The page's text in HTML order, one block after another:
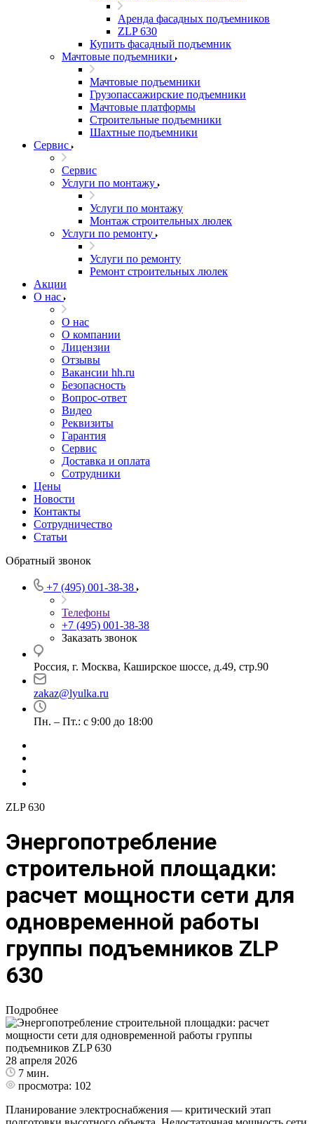
Аренда фасадных подъемников
ZLP 630
Купить фасадный подъемник
Мачтовые подъемники
Мачтовые подъемники
Грузопассажирские подъемники
Мачтовые платформы
Строительные подъемники
Шахтные подъемники
Сервис
Сервис
Услуги по монтажу
Услуги по монтажу
Монтаж строительных люлек
Услуги по ремонту
Услуги по ремонту
Ремонт строительных люлек
Акции
О нас
О нас
О компании
Лицензии
Отзывы
Вакансии hh.ru
Безопасность
Вопрос-ответ
Видео
Реквизиты
Гарантия
Сервис
Доставка и оплата
Сотрудники
Цены
Новости
Контакты
Сотрудничество
Статьи
Обратный звонок
+7 (495) 001-38-38
Телефоны
+7 (495) 001-38-38
Заказать звонок
Россия, г. Москва, Каширское шоссе, д.49, стр.90
zakaz@lyulka.ru
Пн. – Пт.: с 9:00 до 18:00
ZLP 630
Энергопотребление
строительной площадки:
расчет мощности сети для
одновременной работы
группы подъемников ZLP
630
Подробнее
28 апреля 2026
7 мин.
просмотра: 102
Планирование электроснабжения — критический этап